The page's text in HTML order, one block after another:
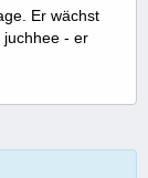
Er wächst
juchhee - er